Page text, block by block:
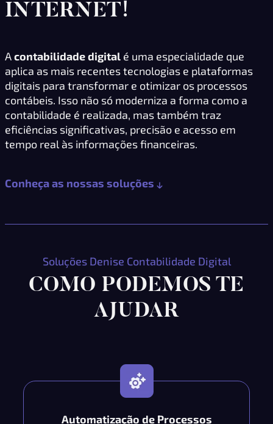
INTERNET!
Acontabilidade digital é uma especialidade que
aplica as mais recentes tecnologias e plataformas
digitais para transformar e otimizar os processos
contábeis. Isso não só moderniza a forma como a
contabilidade é realizada, mas também traz
eficiências significativas, precisão e acesso em
tempo real às informações financeiras.
Conheça as nossas soluções
Soluções Denise Contabilidade Digital
COMO PODEMOS TE
AJUDAR
Automatização de Processos